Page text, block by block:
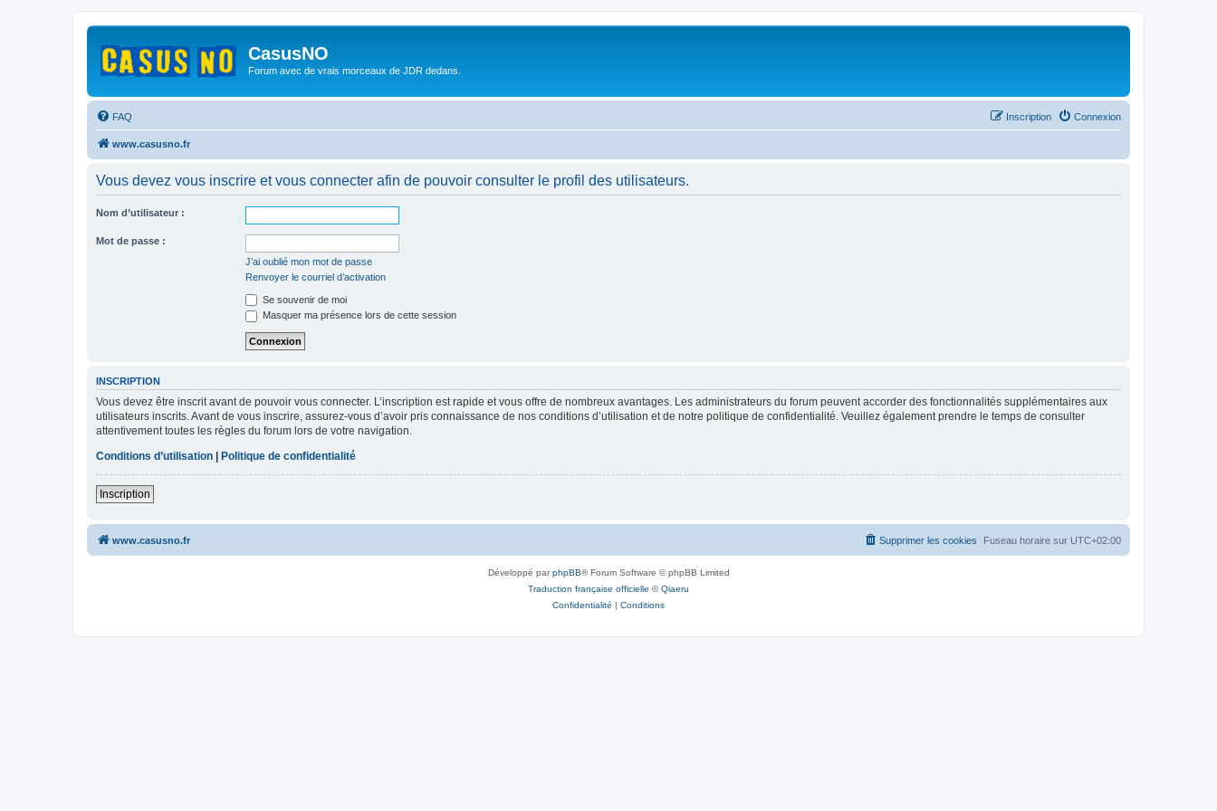
CasusNO
Forum avec de vrais morceaux de JDR dedans.
FAQ Connexion
Inscription
www.casusno.fr
Vous devez vous inscrire et vous connecter afin de pouvoir consulter le profil des utilisateurs.
Nom d’utilisateur :
Mot de passe :
J’ai oublié mon mot de passe
Renvoyer le courriel d’activation
Se souvenir de moi
Masquer ma présence lors de cette session
INSCRIPTION
Vous devez être inscrit avant de pouvoir vous connecter. L’inscription est rapide et vous offre de nombreux avantages. Les administrateurs du forum peuvent accorder des fonctionnalités supplémentaires aux
utilisateurs inscrits. Avant de vous inscrire, assurez-vous d’avoir pris connaissance de nos conditions d’utilisation et de notre politique de confidentialité. Veuillez également prendre le temps de consulter
attentivement toutes les règles du forum lors de votre navigation.
Conditions d’utilisation
Politique de confidentialité
Inscription
www.casusno.fr Fuseau horaire sur UTC+02:00
Supprimer les cookies
Développé parphpBB® Forum Software © phpBB Limited
Traduction française officielle ©Qiaeru
Confidentialité | Conditions